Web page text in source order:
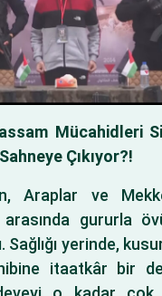
Mücahidleri
Çıkıyor?!
Araplar ve
gururla
Sağlığı yerinde,
itaatkâr bir